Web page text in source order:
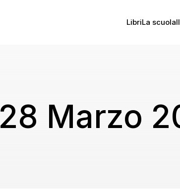
LibriLa scuola
28 Marzo